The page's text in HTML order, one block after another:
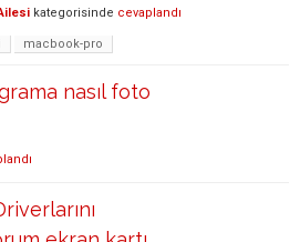
kategorisinde cevaplandı
macbook-pro
nasıl foto